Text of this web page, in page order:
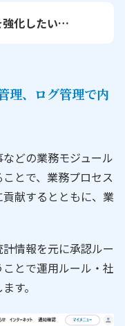
強化したい…
理、ログ管理で内
どの業務モジュール
とで、業務プロセス
献するとともに、業
情報を元に承認ルー
とで運用ルール・社
す。